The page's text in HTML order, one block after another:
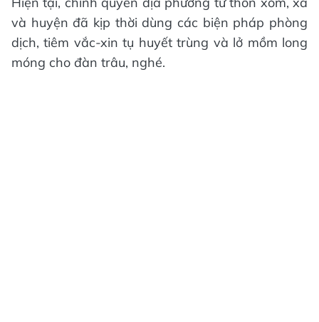
và huyện đã kịp thời dùng các biện pháp phòng
dịch, tiêm vắc-xin tụ huyết trùng và lở mồm long
móng cho đàn trâu, nghé.